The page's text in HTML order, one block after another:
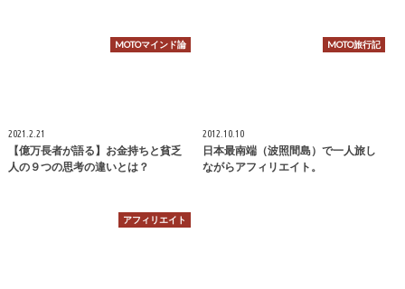
MOTOマインド論
2021.2.21
【億万長者が語る】お金持ちと貧乏
人の９つの思考の違いとは？
MOTO旅行記
2012.10.10
日本最南端（波照間島）で一人旅し
ながらアフィリエイト。
アフィリエイト